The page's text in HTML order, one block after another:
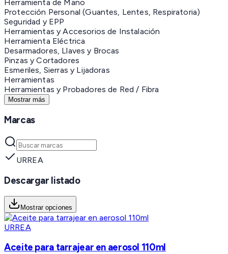
Herramienta de Mano
Protección Personal (Guantes, Lentes, Respiratoria)
Seguridad y EPP
Herramientas y Accesorios de Instalación
Herramienta Eléctrica
Desarmadores, Llaves y Brocas
Pinzas y Cortadores
Esmeriles, Sierras y Lijadoras
Herramientas
Herramientas y Probadores de Red / Fibra
Mostrar más
Marcas
URREA
Descargar listado
Mostrar opciones
URREA
Aceite para tarrajear en aerosol 110ml